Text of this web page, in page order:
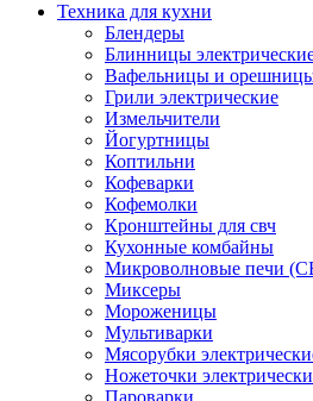
Техника для кухни
Блендеры
Блинницы
Вафельницы и орешницы
Грили электрические
Измельчители
Йогуртницы
Коптильни
Кофеварки
Кофемолки
Кронштейны для свч
Кухонные комбайны
Микроволновые печи
Миксеры
Мороженицы
Мультиварки
Мясорубки
Ножеточки
Пароварки